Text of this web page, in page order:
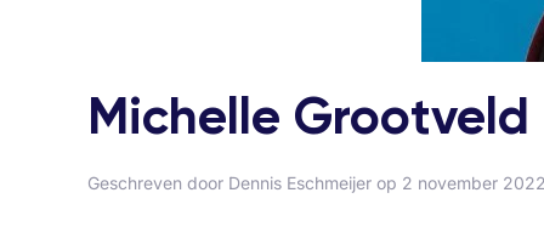
Michelle Grootveld
Geschreven door Dennis Eschmeijer op 2 november